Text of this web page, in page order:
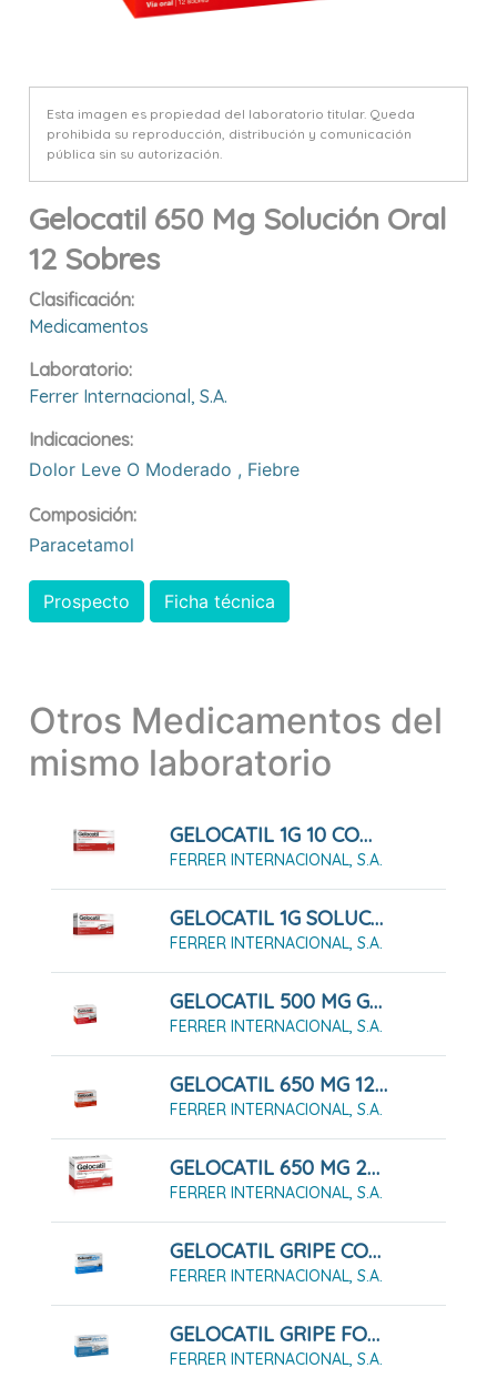
Esta imagen es propiedad del laboratorio titular. Queda
prohibida su reproducción, distribución y comunicación
pública sin su autorización.
Gelocatil 650 Mg Solución Oral
12 Sobres
Clasificación:
Medicamentos
Laboratorio:
Ferrer Internacional, S.a.
Indicaciones:
Dolor Leve O Moderado , Fiebre
Composición:
Paracetamol
Prospecto Ficha técnica
Otros Medicamentos del
mismo laboratorio
GELOCATIL 1G 10 COMPRIMIDOS
FERRER INTERNACIONAL, S.A.
GELOCATIL 1G SOLUCIÓN ORAL 10 SOBRES
FERRER INTERNACIONAL, S.A.
GELOCATIL 500 MG GRANULADO 12 SOBRES
FERRER INTERNACIONAL, S.A.
GELOCATIL 650 MG 12 COMPRIMIDOS (TIRAS)
FERRER INTERNACIONAL, S.A.
GELOCATIL 650 MG 20 COMPRIMIDOS
FERRER INTERNACIONAL, S.A.
GELOCATIL GRIPE CON PSEUDOEFEDRINA 20 COMPRIMIDOS
FERRER INTERNACIONAL, S.A.
GELOCATIL GRIPE FORTE CON FENILEFRINA GRANULADO PARA SOLUCIÓN ORAL 10 SOBRES
FERRER INTERNACIONAL, S.A.